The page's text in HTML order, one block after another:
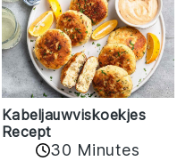
Kabeljauwviskoekjes
Recept
30 Minutes